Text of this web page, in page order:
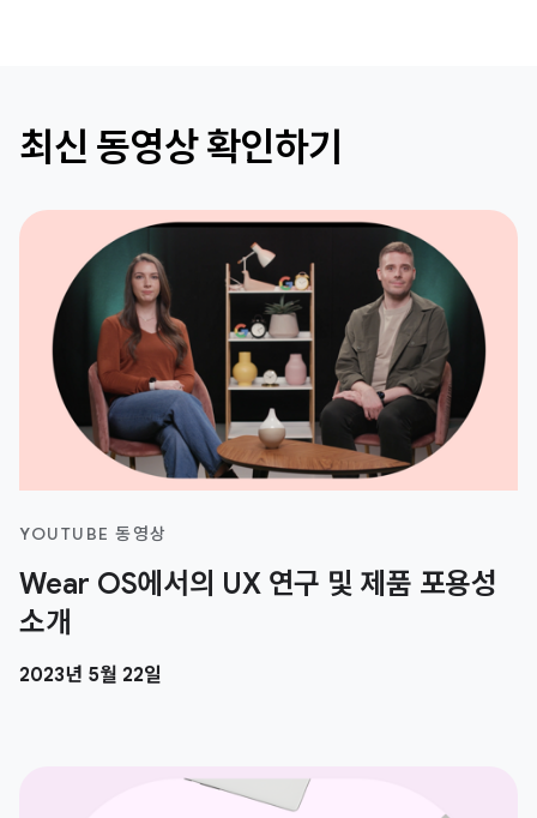
최신 동영상 확인하기
YOUTUBE 동영상
Wear OS에서의 UX 연구 및 제품 포용성
소개
2023년 5월 22일